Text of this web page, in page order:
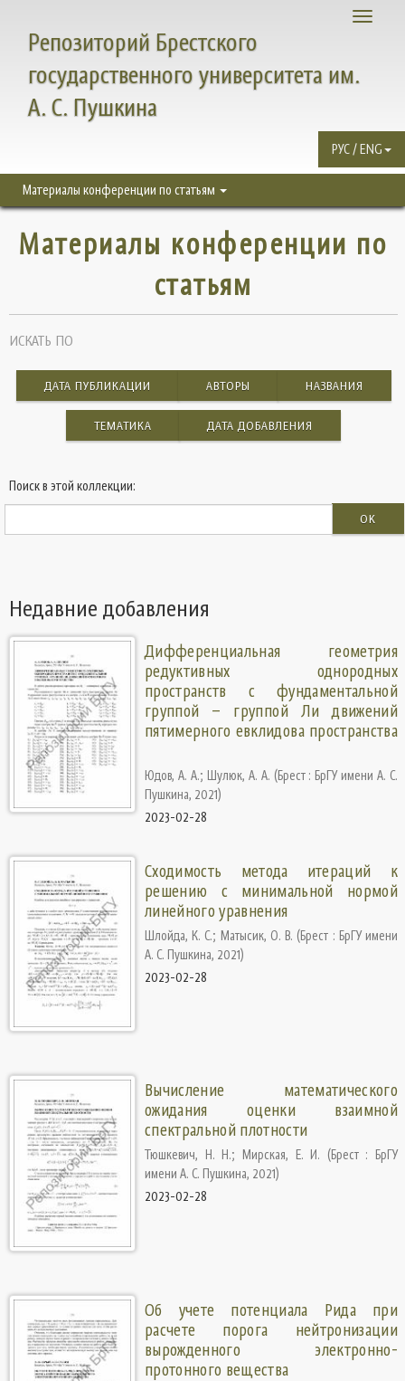
Toggle
Репозиторий Брестского
государственного университета им.
А. С. Пушкина
РУС / ENG
Материалы конференции по статьям
Материалы конференции по
статьям
ИСКАТЬ ПО
ДАТА ПУБЛИКАЦИИ АВТОРЫ НАЗВАНИЯ
ТЕМАТИКА ДАТА ДОБАВЛЕНИЯ
Поиск в этой коллекции:
OK
Недавние добавления
Дифференциальная геометрия
редуктивных однородных
пространств с фундаментальной
группой – группой Ли движений
пятимерного евклидова пространства
Юдов, А. А.; Шулюк, А. А. (Брест : БрГУ имени А. С.
Пушкина, 2021)
2023-02-28
Сходимость метода итераций к
решению с минимальной нормой
линейного уравнения
Шлойда, К. С.; Матысик, О. В. (Брест : БрГУ имени
А. С. Пушкина, 2021)
2023-02-28
Вычисление математического
ожидания оценки взаимной
спектральной плотности
Тюшкевич, Н. Н.; Мирская, Е. И. (Брест : БрГУ
имени А. С. Пушкина, 2021)
2023-02-28
Об учете потенциала Рида при
расчете порога нейтронизации
вырожденного электронно-
протонного вещества